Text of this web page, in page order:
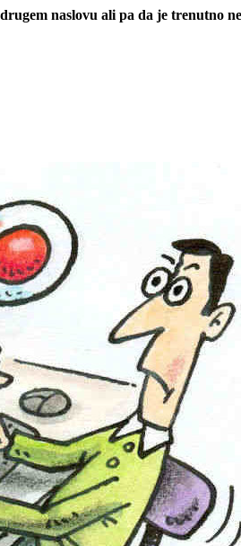
naslovu ali pa da je trenutno